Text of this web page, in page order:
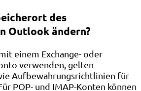
des
Outlook ändern?
einem Exchange- oder
verwenden, gelten
Aufbewahrungsrichtlinien für
POP- und IMAP-Konten können